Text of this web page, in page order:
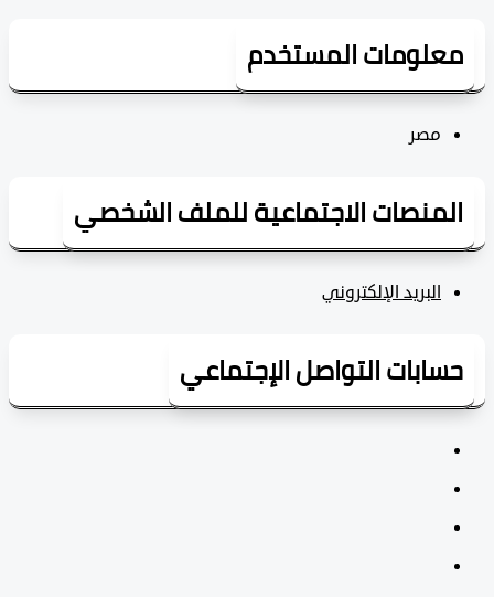
المستخدم
مصر
الاجتماعية للملف الشخصي
البريد الإلكتروني
التواصل الإجتماعي